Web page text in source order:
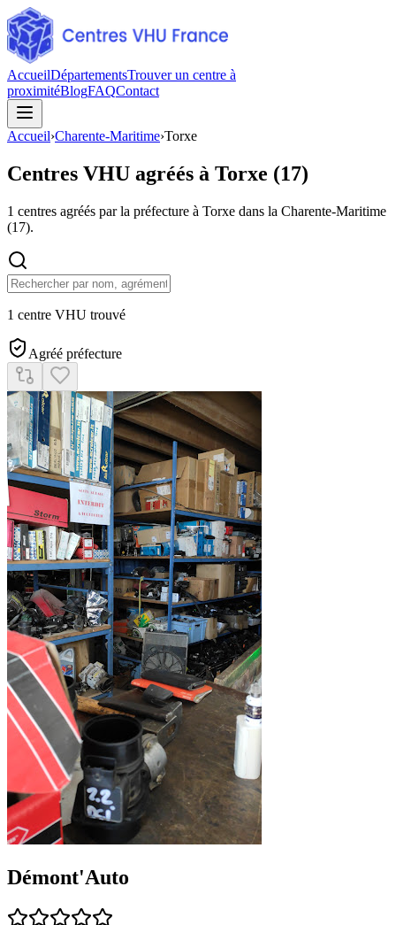
AccueilDépartementsTrouver un centre à
proximitéBlogFAQContact
Accueil›Charente-Maritime›Torxe
Centres VHU agréés à Torxe (17)
1 centres agréés par la préfecture à Torxe dans la Charente-Maritime
(17).
1 centre VHU trouvé
Agréé préfecture
Démont'Auto